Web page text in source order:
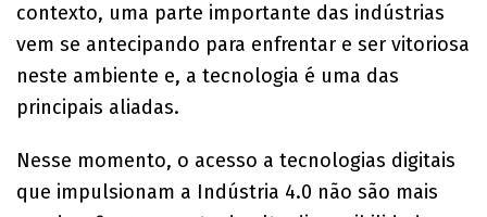
contexto, uma parte importante das indústrias
vem se antecipando para enfrentar e ser vitoriosa
neste ambiente e, a tecnologia é uma das
principais aliadas.
Nesse momento, o acesso a tecnologias digitais
que impulsionam a Indústria 4.0 não são mais